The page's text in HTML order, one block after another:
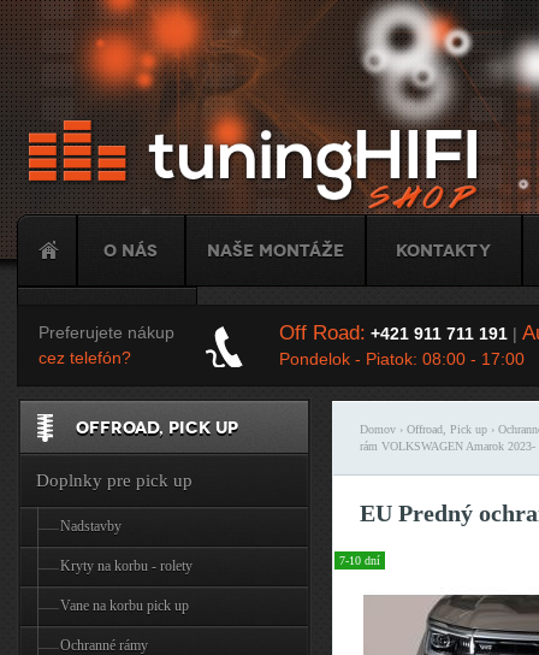
O nás Naše montáže Kontakty
Tuning
Preferujete nákup
cez telefón?
Off Road: +421 911 711 191|
Pondelok - Piatok: 08:00 - 17:00
Nachádzate sa
Domov› Offroad, Pick up›
rám VOLKSWAGEN Amarok 2023-
EU Predný
7-10 dní
OFFROAD, PICK UP
Doplnky pre pick up
Nadstavby
Kryty na korbu - rolety
Vane na korbu pick up
Ochranné rámy